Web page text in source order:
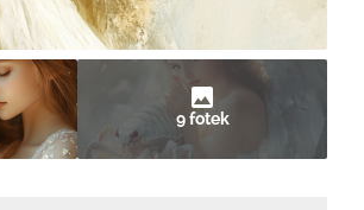
9 fotek